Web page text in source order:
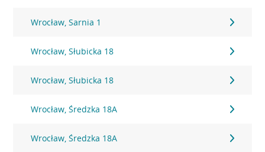
Wrocław, Sarnia 1
Wrocław, Słubicka 18
Wrocław, Słubicka 18
Wrocław, Średzka 18A
Wrocław, Średzka 18A